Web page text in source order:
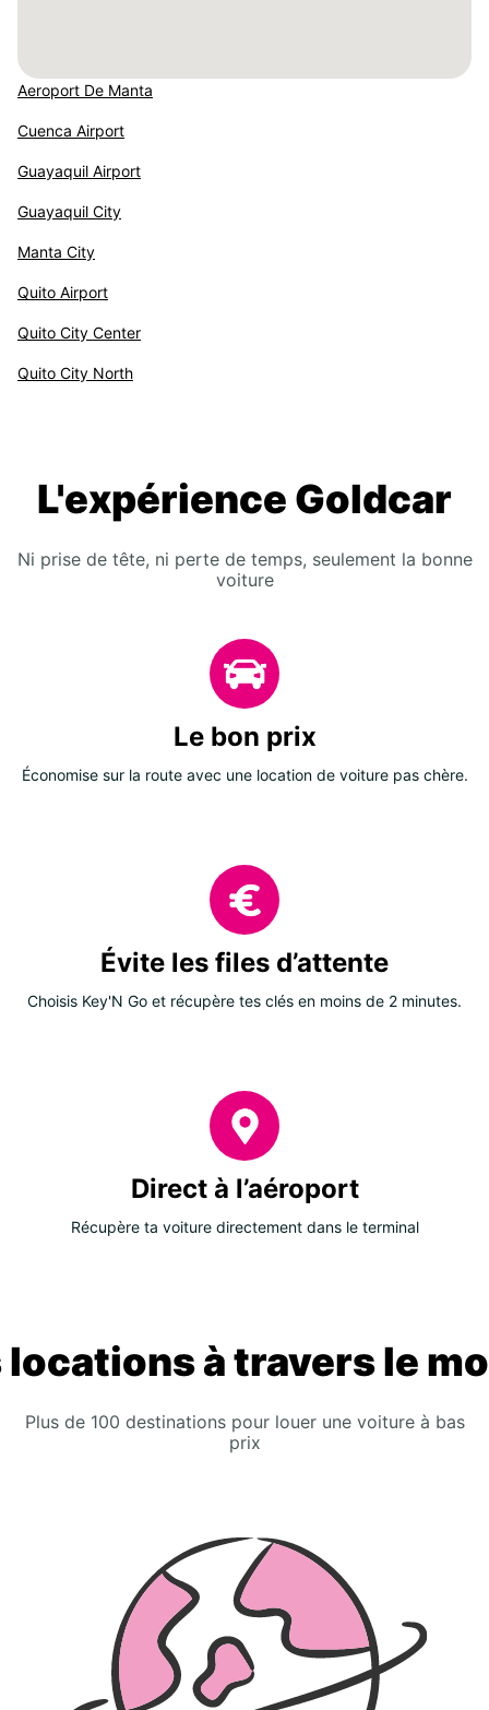
Aeroport De Manta
Cuenca Airport
Guayaquil Airport
Guayaquil City
Manta City
Quito Airport
Quito City Center
Quito City North
L'expérience Goldcar
Ni prise de tête, ni perte de temps, seulement la bonne
voiture
Le bon prix
Économise sur la route avec une location de voiture pas chère.
Évite les files d’attente
Choisis Key'N Go et récupère tes clés en moins de 2 minutes.
Direct à l’aéroport
Récupère ta voiture directement dans le terminal
locations à travers le
Plus de 100 destinations pour louer une voiture à bas
prix